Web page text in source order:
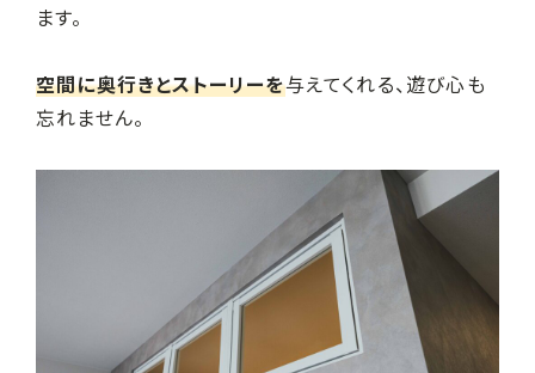
ます。
空間に奥行きとストーリーを与えてくれる、遊び心も
忘れません。